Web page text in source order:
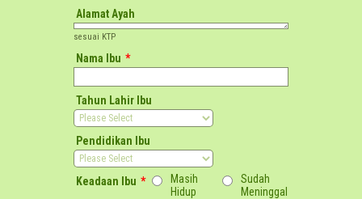
Alamat Ayah
sesuai KTP
Nama Ibu *
Tahun Lahir Ibu
Pendidikan Ibu
Keadaan Ibu *
Masih
Hidup
Sudah
Meninggal